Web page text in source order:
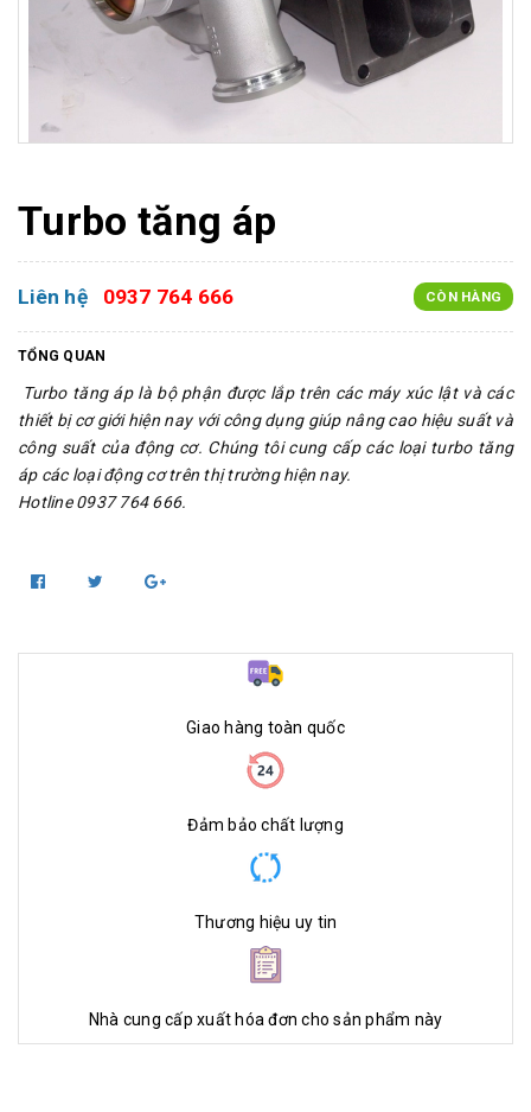
Turbo tăng áp
Liên hệ 0937 764 666 CÒN HÀNG
TỔNG QUAN
Turbo tăng áp là bộ phận được lắp trên các máy xúc lật và các
thiết bị cơ giới hiện nay với công dụng giúp nâng cao hiệu suất và
công suất của động cơ. Chúng tôi cung cấp các loại turbo tăng
áp các loại động cơ trên thị trường hiện nay.
Hotline 0937 764 666.
Giao hàng toàn quốc
Đảm bảo chất lượng
Thương hiệu uy tin
Nhà cung cấp xuất hóa đơn cho sản phẩm này